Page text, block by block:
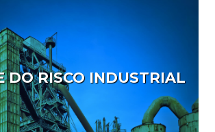
DO RISCO INDUSTRIAL